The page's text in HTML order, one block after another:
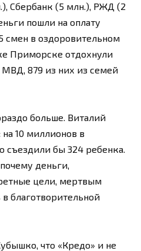
Сбербанк (5 млн.), РЖД (2
пошли на оплату
смен в оздоровительном
Приморске отдохнули
МВД, 879 из них из семей
больше. Виталий
10 миллионов в
съездили бы 324 ребенка.
деньги,
цели, мертвым
благотворительной
что «Кредо» и не